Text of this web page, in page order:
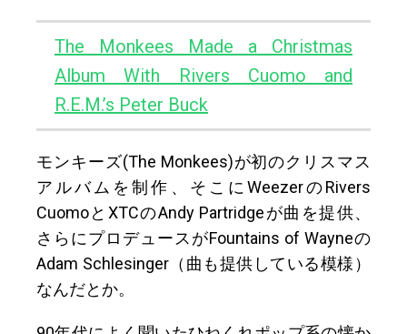
The Monkees Made a Christmas
Album With Rivers Cuomo and
R.E.M.’s Peter Buck
モンキーズ(The Monkees)が初のクリスマス
アルバムを制作、そこにWeezerのRivers
CuomoとXTCのAndy Partridgeが曲を提供、
さらにプロデュースがFountains of Wayneの
Adam Schlesinger（曲も提供している模様）
なんだとか。